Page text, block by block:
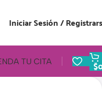
Iniciar Sesión /
TU CITA $